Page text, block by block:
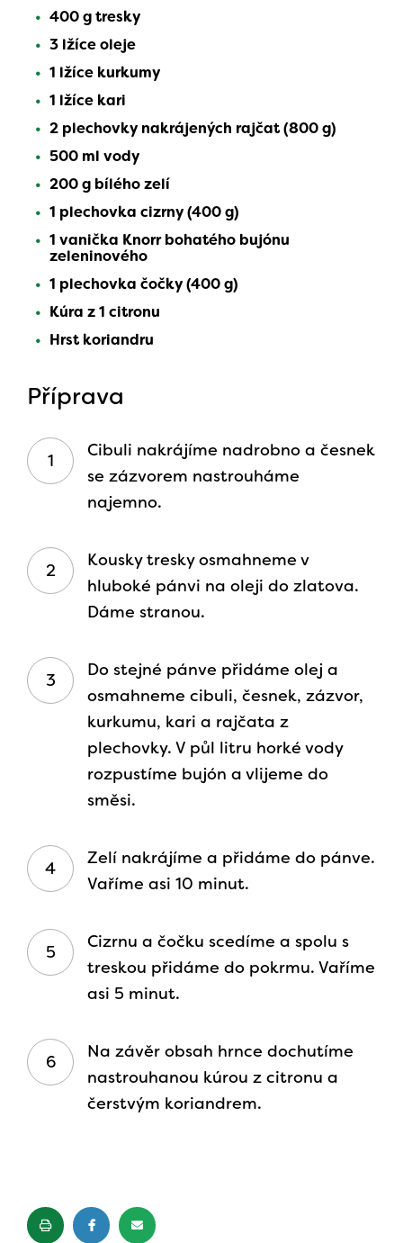
400 g tresky
3 lžíce oleje
1 lžíce kurkumy
1 lžíce kari
2 plechovky nakrájených rajčat (800 g)
500 ml vody
200 g bílého zelí
1 plechovka cizrny (400 g)
1 vanička Knorr bohatého bujónu
zeleninového
1 plechovka čočky (400 g)
Kúra z 1 citronu
Hrst koriandru
Příprava
Cibuli nakrájíme nadrobno a česnek
se zázvorem nastrouháme
najemno.
Kousky tresky osmahneme v
hluboké pánvi na oleji do zlatova.
Dáme stranou.
Do stejné pánve přidáme olej a
osmahneme cibuli, česnek, zázvor,
kurkumu, kari a rajčata z
plechovky. V půl litru horké vody
rozpustíme bujón a vlijeme do
směsi.
Zelí nakrájíme a přidáme do pánve.
Vaříme asi 10 minut.
Cizrnu a čočku scedíme a spolu s
treskou přidáme do pokrmu. Vaříme
asi 5 minut.
Na závěr obsah hrnce dochutíme
nastrouhanou kúrou z citronu a
čerstvým koriandrem.